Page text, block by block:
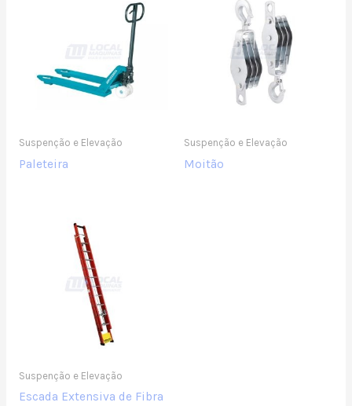
Suspenção e Elevação
Paleteira
Suspenção e Elevação
Moitão
Suspenção e Elevação
Escada Extensiva de Fibra